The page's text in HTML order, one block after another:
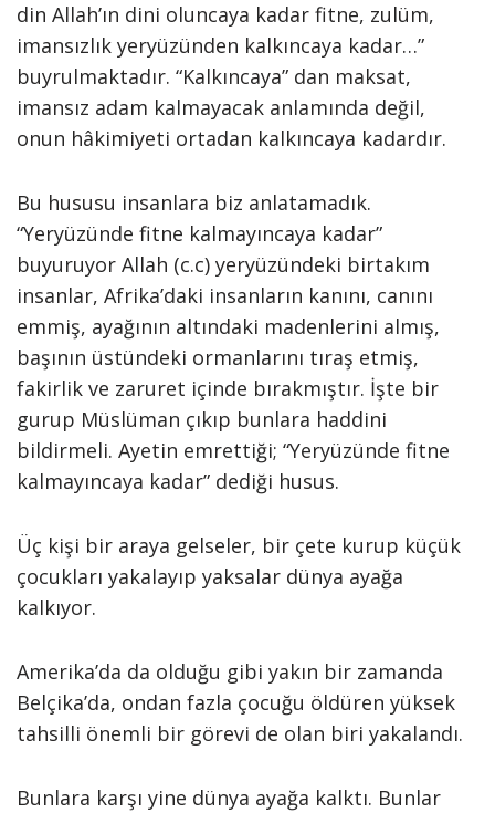
din Allah’ın dini oluncaya kadar fitne, zulüm,
imansızlık yeryüzünden kalkıncaya ka­dar…”
buyrulmaktadır. “Kalkıncaya” dan maksat,
imansız adam kalma­yacak anlamında değil,
onun hâkimiyeti ortadan kalkıncaya kadardır.
Bu hususu insanlara biz anlatamadık.
“Yeryüzünde fitne kalmayıncaya kadar”
buyuruyor Allah (c.c) yeryüzündeki birtakım
insanlar, Afrika’daki insanların kanını, canını
emmiş, ayağının altındaki maden­lerini almış,
başının üstündeki ormanlarını tıraş etmiş,
fakirlik ve zaru­ret içinde bırakmıştır. İşte bir
gurup Müslüman çıkıp bunlara haddini
bildirmeli. Ayetin emrettiği; “Yeryüzünde fitne
kalmayıncaya kadar” dediği husus.
Üç kişi bir araya gelseler, bir çete kurup küçük
çocukları yakalayıp yaksalar dünya ayağa
kalkıyor.
Amerika’da da olduğu gibi yakın bir zamanda
Belçika’da, ondan fazla çocuğu öldüren yüksek
tahsilli önemli bir görevi de olan biri yakalandı.
Bunlara karşı yine dünya ayağa kalktı. Bunlar